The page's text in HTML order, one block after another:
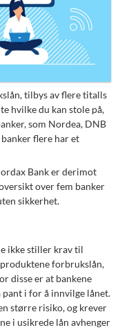
tilbys av flere titalls
hvilke du kan stole på,
som Nordea, DNB
flere har et
Bank er derimot
over fem banker
sikkerhet.
ikke stiller krav til
forbrukslån,
disse er at bankene
i for å innvilge lånet.
større risiko, og krever
i usikrede lån avhenger